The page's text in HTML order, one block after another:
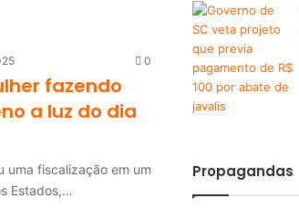
0
fazendo
a luz do dia
uma fiscalização em um
Estados,…
Propagandas